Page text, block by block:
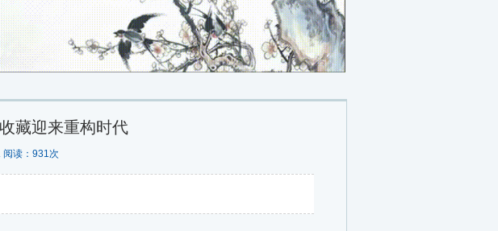
藏迎来重构时代
读： 931次